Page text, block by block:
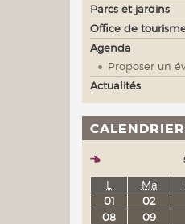
Parcs et jardins
Office de
Agenda
Proposer un
Actualités
CALENDRIER
L
Ma
01
02
08
09